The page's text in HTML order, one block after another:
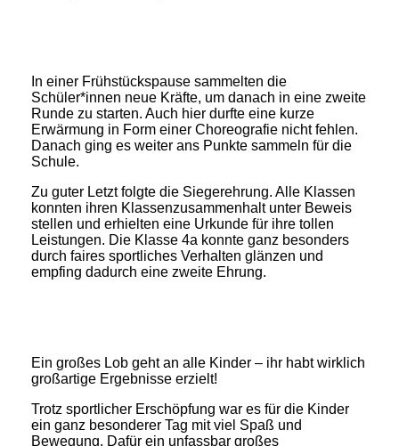
In einer Frühstückspause sammelten die
Schüler*innen neue Kräfte, um danach in eine zweite
Runde zu starten. Auch hier durfte eine kurze
Erwärmung in Form einer Choreografie nicht fehlen.
Danach ging es weiter ans Punkte sammeln für die
Schule.
Zu guter Letzt folgte die Siegerehrung. Alle Klassen
konnten ihren Klassenzusammenhalt unter Beweis
stellen und erhielten eine Urkunde für ihre tollen
Leistungen. Die Klasse 4a konnte ganz besonders
durch faires sportliches Verhalten glänzen und
empfing dadurch eine zweite Ehrung.
Ein großes Lob geht an alle Kinder – ihr habt wirklich
großartige Ergebnisse erzielt!
Trotz sportlicher Erschöpfung war es für die Kinder
ein ganz besonderer Tag mit viel Spaß und
Bewegung. Dafür ein unfassbar großes